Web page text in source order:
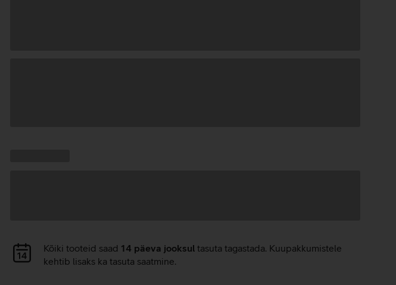
Andmete
laadimine
Kõiki tooteid saad 14 päeva jooksul tasuta tagastada. Kuupakkumistele
kehtib lisaks ka tasuta saatmine.